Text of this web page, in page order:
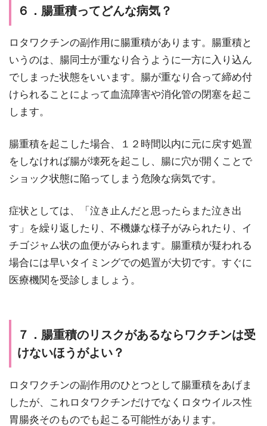
６．腸重積ってどんな病気？
ロタワクチンの副作用に腸重積があります。腸重積と
いうのは、腸同士が重なり合うように一方に入り込ん
でしまった状態をいいます。腸が重なり合って締め付
けられることによって血流障害や消化管の閉塞を起こ
します。
腸重積を起こした場合、１２時間以内に元に戻す処置
をしなければ腸が壊死を起こし、腸に穴が開くことで
ショック状態に陥ってしまう危険な病気です。
症状としては、「泣き止んだと思ったらまた泣き出
す」を繰り返したり、不機嫌な様子がみられたり、イ
チゴジャム状の血便がみられます。腸重積が疑われる
場合には早いタイミングでの処置が大切です。すぐに
医療機関を受診しましょう。
７．腸重積のリスクがあるならワクチンは受
けないほうがよい？
ロタワクチンの副作用のひとつとして腸重積をあげま
したが、これロタワクチンだけでなくロタウイルス性
胃腸炎そのものでも起こる可能性があります。